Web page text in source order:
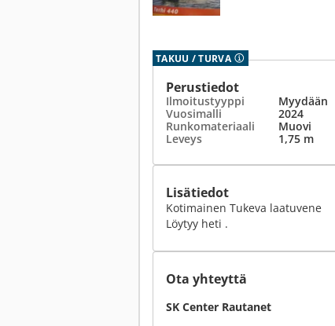
TAKUU / TURVA
Perustiedot
Ilmoitustyyppi Myydään
Vuosimalli
2024
Runkomateriaali
Muovi
Leveys
1,75 m
Lisätiedot
Kotimainen Tukeva laatuvene
Löytyy heti .
Ota yhteyttä
SK Center Rautanet